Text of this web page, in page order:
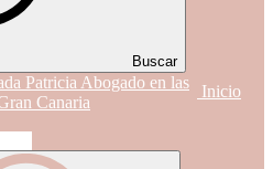
Buscar
Inicio